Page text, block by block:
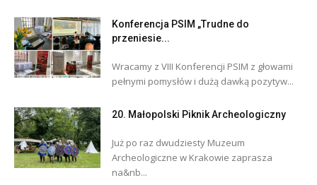
Konferencja PSIM „Trudne do
przeniesie...
Wracamy z VIII Konferencji PSIM z głowami
pełnymi pomysłów i dużą dawką pozytyw...
20. Małopolski Piknik Archeologiczny
Już po raz dwudziesty Muzeum
Archeologiczne w Krakowie zaprasza
na&nb...